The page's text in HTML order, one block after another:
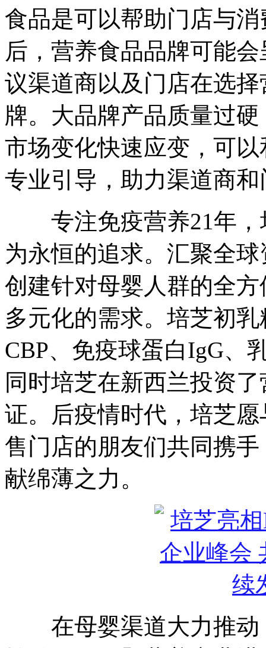
食品是可以帮助门店与
后，营养食品品牌可能
议渠道商以及门店在选
牌。大品牌产品质量过
市场变化快速应变，可
专业引导，助力渠道商
专注免疫营养21年，
为永恒的追求。汇聚全
创建针对母婴人群的全
多元化的需求。培芝初
CBP、免疫球蛋白IgG、
同时培芝在新西兰投资
证。后疫情时代，培芝
售门店的朋友们共同携
献绵薄之力。
在母婴渠道大力推动